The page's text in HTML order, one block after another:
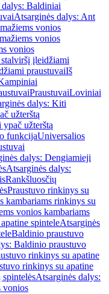
dalys: Baldiniai
Atsarginės dalys: Ant
vonios
vonios
vonios
įleidžiami
praustuvaiIš
PraustuvaiLoviniai
dalys: Kiti
užterštą
užterštą
funkcijaUniversalios
dalys: Dengiamieji
Atsarginės dalys:
Rankšluosčių
Praustuvo rinkinys su
kambariams rinkinys su
vonios kambariams
spinteleAtsarginės
Baldinio praustuvo
Baldinio praustuvo
rinkinys su apatine
rinkinys su apatine
spintelėsAtsarginės dalys:
vonios